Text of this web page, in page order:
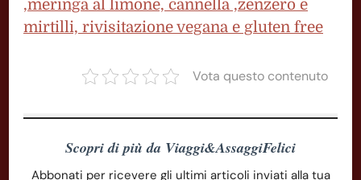
,meringa al limone, cannella ,zenzero e
mirtilli, rivisitazione vegana e gluten free
Vota questo contenuto
Scopri di più da Viaggi&AssaggiFelici
Abbonati per ricevere gli ultimi articoli inviati alla tua